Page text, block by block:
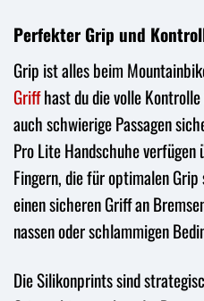
Perfekter Grip und
Grip ist alles beim
Griffhast du die volle
auch schwierige Passagen
Pro Lite Handschuhe
Fingern, die für optimalen
einen sicheren Griff an
nassen oder schlammigen
Die Silikonprints sind